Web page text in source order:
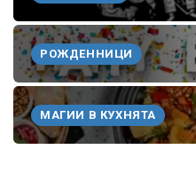
РОЖДЕННИЦИ
МАГИИ В КУХНЯТА